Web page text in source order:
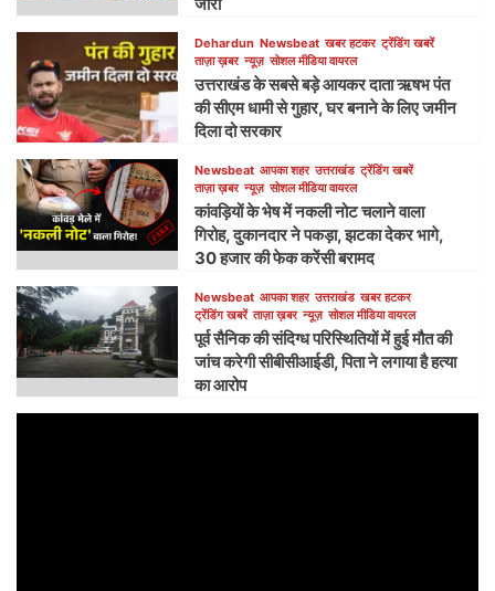
जारी
Dehardun Newsbeat खबर हटकर ट्रेंडिंग खबरें
ताज़ा ख़बर न्यूज़ सोशल मीडिया वायरल
उत्तराखंड के सबसे बड़े आयकर दाता ऋषभ पंत
की सीएम धामी से गुहार, घर बनाने के लिए जमीन
दिला दो सरकार
Newsbeat आपका शहर उत्तराखंड ट्रेंडिंग खबरें
ताज़ा ख़बर न्यूज़ सोशल मीडिया वायरल
कांवड़ियों के भेष में नकली नोट चलाने वाला
गिरोह, दुकानदार ने पकड़ा, झटका देकर भागे,
30 हजार की फेक करेंसी बरामद
Newsbeat आपका शहर उत्तराखंड खबर हटकर
ट्रेंडिंग खबरें ताज़ा ख़बर न्यूज़ सोशल मीडिया वायरल
पूर्व सैनिक की संदिग्ध परिस्थितियों में हुई मौत की
जांच करेगी सीबीसीआईडी, पिता ने लगाया है हत्या
का आरोप